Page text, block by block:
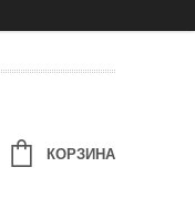
КОРЗИНА